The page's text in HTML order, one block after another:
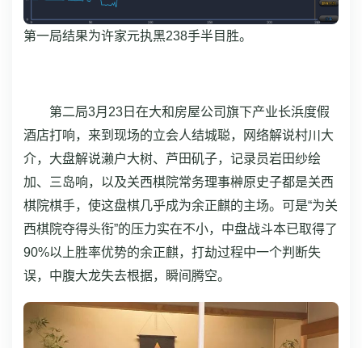
第一局结果为许家元执黑238手半目胜。
第二局3月23日在大和房屋公司旗下产业长浜度假
酒店打响，来到现场的立会人结城聪，网络解说村川大
介，大盘解说濑户大树、芦田矶子，记录员岩田纱绘
加、三岛响，以及关西棋院常务理事榊原史子都是关西
棋院棋手，使这盘棋几乎成为余正麒的主场。可是“为关
西棋院夺得头衔”的压力实在不小，中盘战斗本已取得了
90%以上胜率优势的余正麒，打劫过程中一个判断失
误，中腹大龙失去根据，瞬间腾空。